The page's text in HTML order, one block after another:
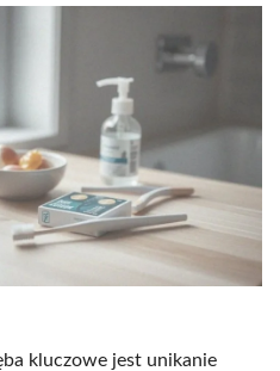
kluczowe jest unikanie